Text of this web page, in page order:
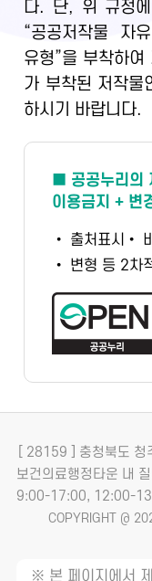
다. 단, 위 규정
“공공저작물 자
유형”을 부착하여
가 부착된 저작물
하시기 바랍니다.
■ 공공누리의
이용금지 + 변
• 출처표시 •
• 변형 등 2차
[ 28159 ] 충청북도
보건의료행정타운 내
9:00-17:00, 12:00-
COPYRIGHT @
※ 본 페이지에서